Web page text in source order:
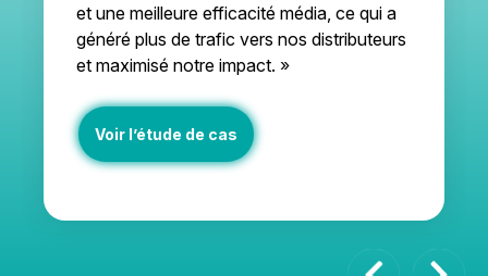
et une meilleure efficacité média, ce qui a
généré plus de trafic vers nos distributeurs
et maximisé notre impact. »
Voir l’étude de cas